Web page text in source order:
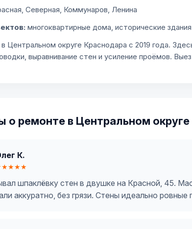
Северная, Коммунаров, Ленина
многоквартирные дома, исторические здания
Центральном округе Краснодара с 2019 года.
выравнивание стен и усиление проёмов.
о ремонте в Центральном округе
К.
шпаклёвку стен в двушке на Красной, 45.
аккуратно, без грязи. Стены идеально